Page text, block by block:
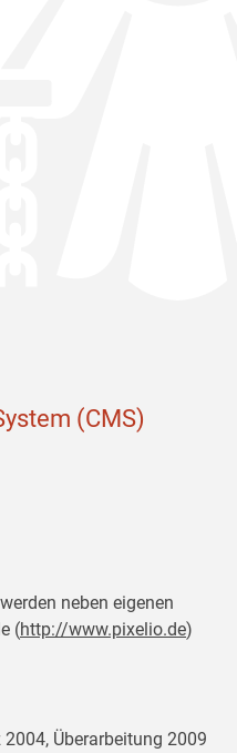
(CMS)
neben eigenen
(http://www.pixelio.de)
Überarbeitung 2009